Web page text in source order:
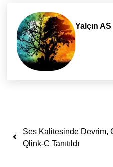
Yalçın AS
Yazı dolaşımı
Ses Kalitesinde Devrim,
Qlink-C Tanıtıldı